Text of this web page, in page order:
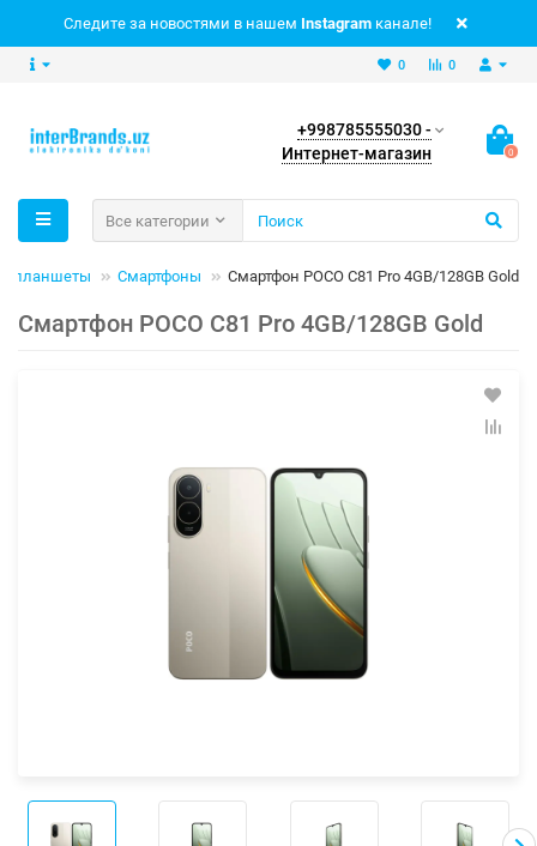
Следите за новостями в нашем Instagram канале!
0
0
+998785555030 -
Интернет-магазин
0
Все категории
планшеты Смартфоны Смартфон POCO C81 Pro 4GB/128GB Gold
Смартфон POCO C81 Pro 4GB/128GB Gold